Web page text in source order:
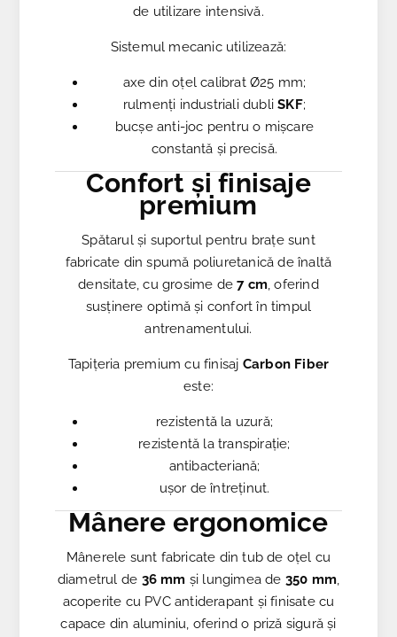
de utilizare intensivă.
Sistemul mecanic utilizează:
axe din oțel calibrat Ø25 mm;
rulmenți industriali dubliSKF;
bucșe anti-joc pentru o mișcare
constantă și precisă.
Confort și finisaje
premium
Spătarul și suportul pentru brațe sunt
fabricate din spumă poliuretanică de înaltă
densitate, cu grosime de7 cm, oferind
susținere optimă și confort în timpul
antrenamentului.
Tapițeria premium cu finisaj Carbon Fiber
este:
rezistentă la uzură;
rezistentă la transpirație;
antibacteriană;
ușor de întreținut.
Mânere ergonomice
Mânerele sunt fabricate din tub de oțel cu
diametrul de 36 mm și lungimea de 350 mm,
acoperite cu PVC antiderapant și finisate cu
capace din aluminiu, oferind o priză sigură și